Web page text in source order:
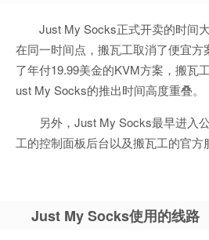
Just My Socks正式开卖的时间
在同一时间点，搬瓦工取消了便宜方
了年付19.99美金的KVM方案，搬瓦
ust My Socks的推出时间高度重叠。
另外，Just My Socks最早进入
工的控制面板后台以及搬瓦工的官方
Just My Socks使用的线路